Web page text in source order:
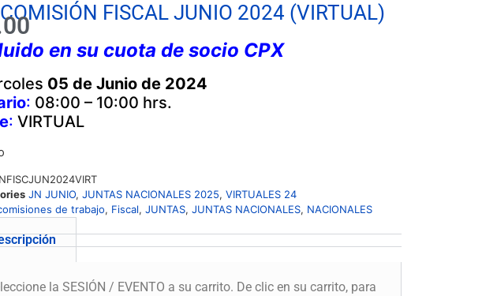
FISCAL JUNIO 2024 (VIRTUAL)
en su cuota de socio CPX
05 de Junio de 2024
: 08:00 – 10:00 hrs.
: VIRTUAL
JN JUNIO,JUNTAS NACIONALES 2025,VIRTUALES 24
de trabajo, Fiscal,JUNTAS,JUNTAS NACIONALES, NACIONALES
la SESIÓN / EVENTO a su carrito. De clic en su carrito, para